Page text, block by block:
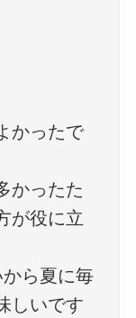
かったで
かったた
が役に立
ら夏に毎
しいです